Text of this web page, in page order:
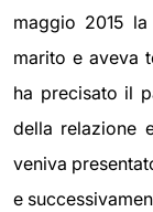
maggio 2015
marito e aveva
ha precisato il
della relazione
veniva
e